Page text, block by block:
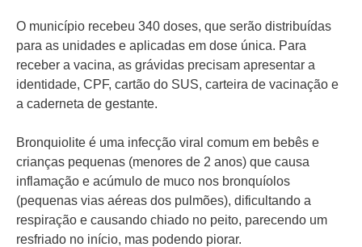
O município recebeu 340 doses, que serão distribuídas
para as unidades e aplicadas em dose única. Para
receber a vacina, as grávidas precisam apresentar a
identidade, CPF, cartão do SUS, carteira de vacinação e
a caderneta de gestante.
Bronquiolite é uma infecção viral comum em bebês e
crianças pequenas (menores de 2 anos) que causa
inflamação e acúmulo de muco nos bronquíolos
(pequenas vias aéreas dos pulmões), dificultando a
respiração e causando chiado no peito, parecendo um
resfriado no início, mas podendo piorar.